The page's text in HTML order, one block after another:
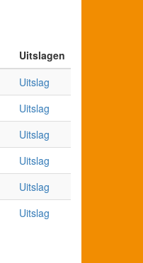
Uitslagen
Uitslag
Uitslag
Uitslag
Uitslag
Uitslag
Uitslag